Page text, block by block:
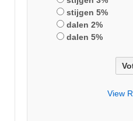
stijgen 5%
dalen 2%
dalen 5%
View